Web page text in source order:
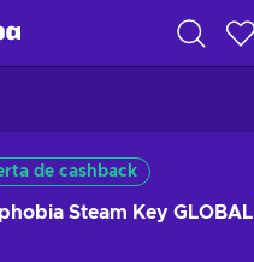
de cashback
Steam Key GLOBAL